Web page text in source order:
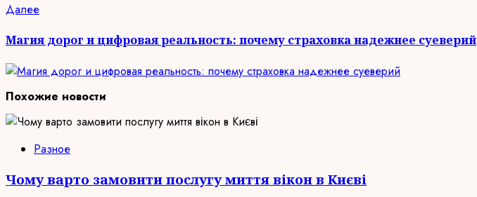
ДалееСледующая
Магия дорог и цифровая реальность: почему страховка надежнее суеверий
Похожие новости
Разное
Чому варто замовити послугу миття вікон в Києві